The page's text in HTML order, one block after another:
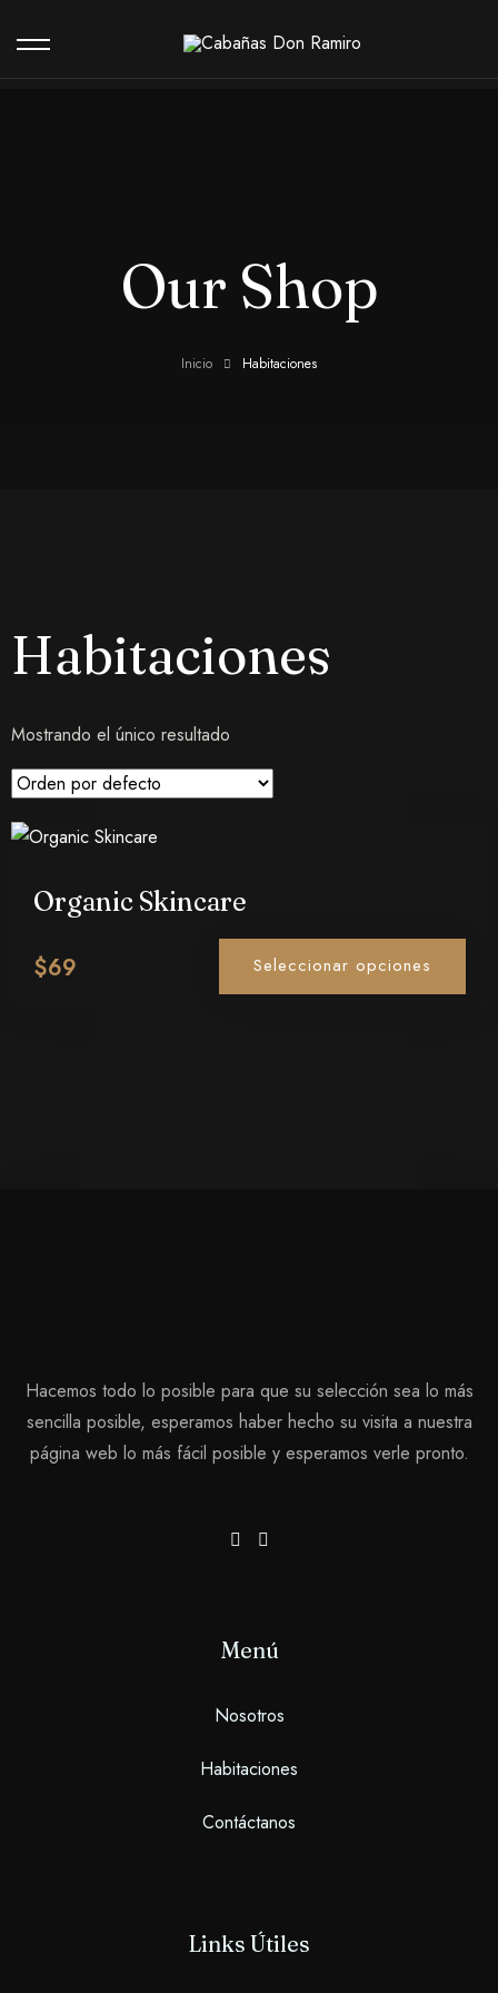
Our Shop
Inicio Habitaciones
Habitaciones
Mostrando el único resultado
Organic Skincare
$69 Seleccionar opciones
Hacemos todo lo posible para que su selección sea lo más
sencilla posible, esperamos haber hecho su visita a nuestra
página web lo más fácil posible y esperamos verle pronto.
Menú
Nosotros
Habitaciones
Contáctanos
Links Útiles
Buscar